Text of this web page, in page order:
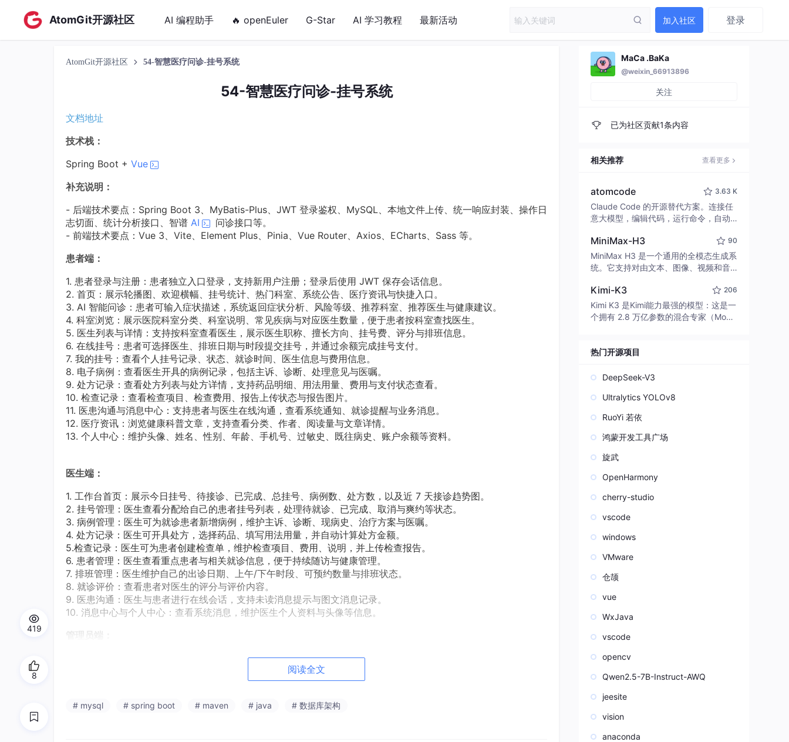
AtomGit开源社区 AI 编程助手 🔥 openEuler G-Star AI 学习教程 最新活动 加入社区 登录
AtomGit开源社区 54-智慧医疗问诊-挂号系统
54-智慧医疗问诊-挂号系统
文档地址
技术栈：
Spring Boot + Vue
补充说明：
- 后端技术要点：Spring Boot 3、MyBatis-Plus、JWT 登录鉴权、MySQL、本地文件上传、统一响应封装、操作日
志切面、统计分析接口、智谱 AI
问诊接口等。
- 前端技术要点：Vue 3、Vite、Element Plus、Pinia、Vue Router、Axios、ECharts、Sass 等。
患者端：
1. 患者登录与注册：患者独立入口登录，支持新用户注册；登录后使用 JWT 保存会话信息。
2. 首页：展示轮播图、欢迎横幅、挂号统计、热门科室、系统公告、医疗资讯与快捷入口。
3. AI 智能问诊：患者可输入症状描述，系统返回症状分析、风险等级、推荐科室、推荐医生与健康建议。
4. 科室浏览：展示医院科室分类、科室说明、常见疾病与对应医生数量，便于患者按科室查找医生。
5. 医生列表与详情：支持按科室查看医生，展示医生职称、擅长方向、挂号费、评分与排班信息。
6. 在线挂号：患者可选择医生、排班日期与时段提交挂号，并通过余额完成挂号支付。
7. 我的挂号：查看个人挂号记录、状态、就诊时间、医生信息与费用信息。
8. 电子病例：查看医生开具的病例记录，包括主诉、诊断、处理意见与医嘱。
9. 处方记录：查看处方列表与处方详情，支持药品明细、用法用量、费用与支付状态查看。
10. 检查记录：查看检查项目、检查费用、报告上传状态与报告图片。
11. 医患沟通与消息中心：支持患者与医生在线沟通，查看系统通知、就诊提醒与业务消息。
12. 医疗资讯：浏览健康科普文章，支持查看分类、作者、阅读量与文章详情。
13. 个人中心：维护头像、姓名、性别、年龄、手机号、过敏史、既往病史、账户余额等资料。
医生端：
1. 工作台首页：展示今日挂号、待接诊、已完成、总挂号、病例数、处方数，以及近 7 天接诊趋势图。
2. 挂号管理：医生查看分配给自己的患者挂号列表，处理待就诊、已完成、取消与爽约等状态。
3. 病例管理：医生可为就诊患者新增病例，维护主诉、诊断、现病史、治疗方案与医嘱。
4. 处方记录：医生可开具处方，选择药品、填写用法用量，并自动计算处方金额。
5.检查记录：医生可为患者创建检查单，维护检查项目、费用、说明，并上传检查报告。
6. 患者管理：医生查看重点患者与相关就诊信息，便于持续随访与健康管理。
7. 排班管理：医生维护自己的出诊日期、上午/下午时段、可预约数量与排班状态。
8. 就诊评价：查看患者对医生的评分与评价内容。
9. 医患沟通：医生与患者进行在线会话，支持未读消息提示与图文消息记录。
10. 消息中心与个人中心：查看系统消息，维护医生个人资料与头像等信息。
1. 数据统计：展示患者数、医生数、科室数、挂号数、病例数、AI 问诊数、药品数等核心指标，并提供用户增长、科
2. 用户管理：管理管理员、医生、患者账号，支持检索、分页、启用/禁用与重置密码。
4. 医生管理：管理医生账号、所属科室、职称、擅长方向、简介、挂号费与评分等信息。
阅读全文
# mysql # spring boot # maven # java # 数据库架构
419
8
MaCa .BaKa
@weixin_66913896
关注
已为社区贡献1条内容
相关推荐 查看更多
atomcode 3.63 K
Claude Code 的开源替代方案。连接任
意大模型，编辑代码，运行命令，自动
致性能。 ｜ An open-source alternativ
e to Claude Code. Connect any LLM,
edit code, run commands, and verify
MiniMax-H3 90
MiniMax H3 是一个通用的全模态生成系
统。它支持对由文本、图像、视频和音
并能生成分辨率高达 2K、时长可达 15
秒的带原生立体声音频的视频。得益于
面向任务泛化的系统设计，H3 在预训练
模态指令。
Kimi-K3 206
Kimi K3 是Kimi能力最强的模型：这是一
个拥有 2.8 万亿参数的混合专家（Mo
热门开源项目
DeepSeek-V3
Ultralytics YOLOv8
RuoYi 若依
鸿蒙开发工具广场
旋武
OpenHarmony
cherry-studio
vscode
windows
VMware
仓颉
vue
WxJava
vscode
opencv
Qwen2.5-7B-Instruct-AWQ
jeesite
vision
anaconda